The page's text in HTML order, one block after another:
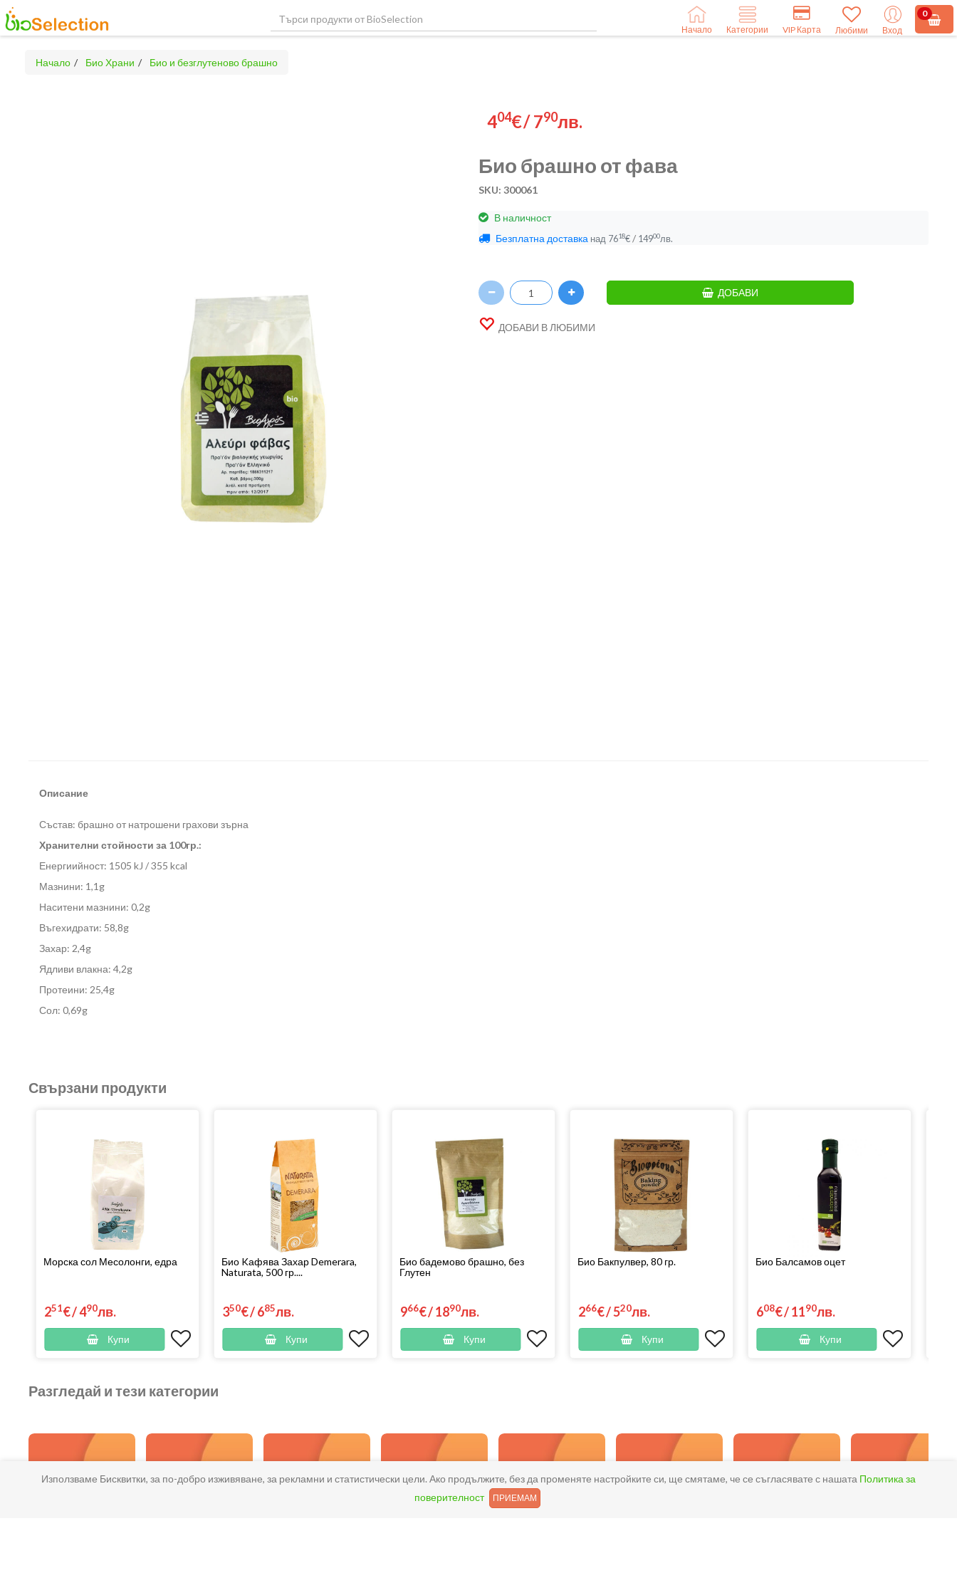
Начало Категории VIP Карта Любими Вход
0
Начало Био Храни Био и безглутеново брашно
404€/790лв.
Био брашно от фава
SKU: 300061
В наличност
Безплатна доставка над 7618€ / 14900лв.
ДОБАВИ
ДОБАВИ В ЛЮБИМИ
Описание
Състав: брашно от натрошени грахови зърна
Хранителни стойности за 100гр.:
Енергиийност: 1505 kJ / 355 kcal
Мазнини: 1,1g
Наситени мазнини: 0,2g
Въгехидрати: 58,8g
Захар: 2,4g
Ядливи влакна: 4,2g
Протеини: 25,4g
Сол: 0,69g
Свързани продукти
Морска сол Месолонги, едра
251€/490лв.
Купи
Био Kафява Захар Demerara,
Naturata, 500 гр....
350€/685лв.
Купи
Био бадемово брашно, без
Глутен
966€/1890лв.
Купи
Био Бакпулвер, 80 гр.
266€/520лв.
Купи
Био Балсамов оцет
608€/1190лв.
Купи
Разгледай и тези категории
Използваме Бисквитки, за по-добро изживяване, за рекламни и статистически цели. Ако продължите, без да променяте настройките си, ще смятаме, че се съгласявате с нашата Политика за
поверителност
ПРИЕМАМ